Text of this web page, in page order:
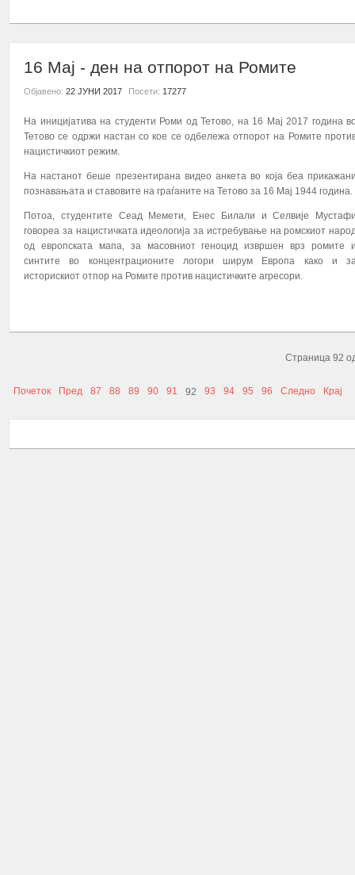
16 Мај - ден на отпорот на Ромите
Објавено: 22 ЈУНИ 2017 Посети: 17277
На иницијатива на студенти Роми од Тетово, на 16 Мај 2017 година
Тетово се одржи настан со кое се одбележа отпорот на Ромите
нацистичкиот режим.
На настанот беше презентирана видео анкета во која беа
познавањата и ставовите на граѓаните на Тетово за 16 Мај 1944 година.
Потоа, студентите Сеад Мемети, Енес Билали и Селвије
говореа за нацистичката идеологија за истребување на ромскиот
од европската мапа, за масовниот геноцид извршен врз ромите
синтите во концентрационите логори ширум Европа како и
историскиот отпор на Ромите против нацистичките агресори.
Страница 92
Почеток Пред 87 88 89 90 91 92 93 94 95 96 Следно Крај
МЕЛИСА
ПРИВАТНИОТ
на студентите
проекти и други можности кои ги
надоградување и полесен начин до